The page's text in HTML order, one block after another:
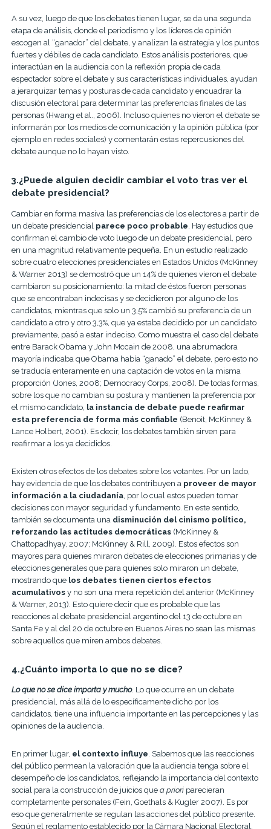
A su vez, luego de que los debates tienen lugar, se da una segunda
etapa de análisis, donde el periodismo y los líderes de opinión
escogen al “ganador” del debate, y analizan la estrategia y los puntos
fuertes y débiles de cada candidato. Estos análisis posteriores, que
interactúan en la audiencia con la reflexión propia de cada
espectador sobre el debate y sus características individuales, ayudan
a jerarquizar temas y posturas de cada candidato y encuadrar la
discusión electoral para determinar las preferencias finales de las
personas (Hwang et al., 2006). Incluso quienes no vieron el debate se
informarán por los medios de comunicación y la opinión pública (por
ejemplo en redes sociales) y comentarán estas repercusiones del
debate aunque no lo hayan visto.
3.¿Puede alguien decidir cambiar el voto tras ver el
debate presidencial?
Cambiar en forma masiva las preferencias de los electores a partir de
un debate presidencial parece poco probable . Hay estudios que
confirman el cambio de voto luego de un debate presidencial, pero
en una magnitud relativamente pequeña. En un estudio realizado
sobre cuatro elecciones presidenciales en Estados Unidos (McKinney
& Warner 2013) se demostró que un 14% de quienes vieron el debate
cambiaron su posicionamiento: la mitad de éstos fueron personas
que se encontraban indecisas y se decidieron por alguno de los
candidatos, mientras que solo un 3,5% cambió su preferencia de un
candidato a otro y otro 3,3%, que ya estaba decidido por un candidato
previamente, pasó a estar indeciso. Como muestra el caso del debate
entre Barack Obama y John Mccain de 2008, una abrumadora
mayoría indicaba que Obama había “ganado” el debate, pero esto no
se traducía enteramente en una captación de votos en la misma
proporción (Jones, 2008; Democracy Corps, 2008). De todas formas,
sobre los que no cambian su postura y mantienen la preferencia por
el mismo candidato, la instancia de debate puede reafirmar
esta preferencia de forma más confiable (Benoit, McKinney &
Lance Holbert, 2001). Es decir, los debates también sirven para
reafirmar a los ya decididos.
Existen otros efectos de los debates sobre los votantes. Por un lado,
hay evidencia de que los debates contribuyen a proveer de mayor
información a la ciudadanía, por lo cual estos pueden tomar
decisiones con mayor seguridad y fundamento. En este sentido,
también se documenta una disminución del cinismo político,
reforzando las actitudes democráticas(McKinney &
Chattopadhyay, 2007; McKinney & Rill, 2009). Estos efectos son
mayores para quienes miraron debates de elecciones primarias y de
elecciones generales que para quienes solo miraron un debate,
mostrando que los debates tienen ciertos efectos
acumulativosy no son una mera repetición del anterior (McKinney
& Warner, 2013). Esto quiere decir que es probable que las
reacciones al debate presidencial argentino del 13 de octubre en
Santa Fe y al del 20 de octubre en Buenos Aires no sean las mismas
sobre aquellos que miren ambos debates.
4.¿Cuánto importa lo que no se dice?
Lo que no se dice importa y mucho. Lo que ocurre en un debate
presidencial, más allá de lo específicamente dicho por los
candidatos, tiene una influencia importante en las percepciones y las
opiniones de la audiencia.
En primer lugar, el contexto influye. Sabemos que las reacciones
del público permean la valoración que la audiencia tenga sobre el
desempeño de los candidatos, reflejando la importancia del contexto
social para la construcción de juicios que a prioriparecieran
completamente personales (Fein, Goethals & Kugler 2007). Es por
eso que generalmente se regulan las acciones del público presente.
Según el reglamento establecido por la Cámara Nacional Electoral,